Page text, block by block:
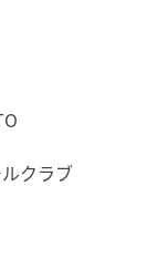
クラブ